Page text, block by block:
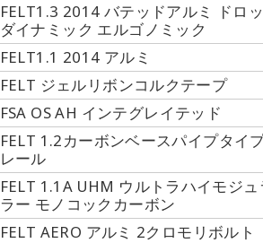
FELT1.3 2014 バテッドアルミ ドロ
ダイナミック エルゴノミック
FELT1.1 2014 アルミ
FELT ジェルリボンコルクテープ
FSA OS AH インテグレイテッド
FELT 1.2カーボンベースパイプタイ
レール
FELT 1.1A UHM ウルトラハイモジ
ラー モノコックカーボン
FELT AERO アルミ 2クロモリボルト